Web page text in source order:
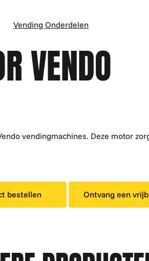
Vending Onderdelen
VENDO
vendingmachines. Deze motor
bestellen Ontvang een